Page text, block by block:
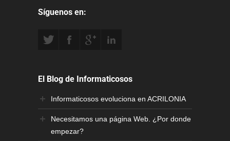
Síguenos en:
El Blog de Informaticosos
Informaticosos evoluciona en ACRILONIA
Necesitamos una página Web. ¿Por donde
empezar?